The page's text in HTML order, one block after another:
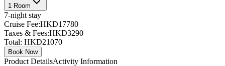
1 Room
7-night stay
Cruise Fee:HKD17780
Taxes & Fees:HKD3290
Total: HKD21070
Book Now
Product DetailsActivity Information